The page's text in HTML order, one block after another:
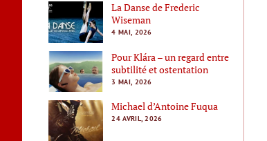
La Danse de Frederic
Wiseman
4 MAI, 2026
Pour Klára – un regard entre
subtilité et ostentation
3 MAI, 2026
Michael d’Antoine Fuqua
24 AVRIL, 2026